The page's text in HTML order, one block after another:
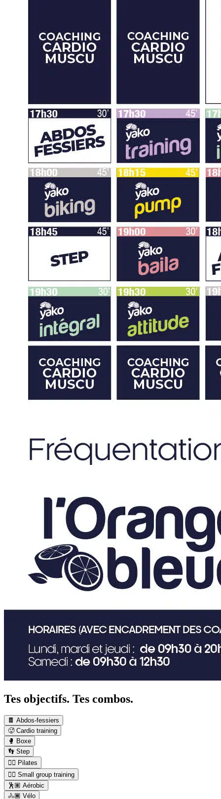
Tes objectifs. Tes combos.
🍫 Abdos-fessiers
🥵 Cardio training
🥊 Boxe
👣 Step
🤸‍♀️ Pilates
👯‍♂️ Small group training
🕺🏽 Aérobic
🚴🏾 Vélo